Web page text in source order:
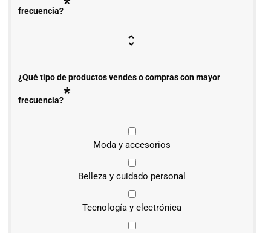
frecuencia?*
¿Qué tipo de productos vendes o compras con mayor
frecuencia?*
Moda y accesorios
Belleza y cuidado personal
Tecnología y electrónica